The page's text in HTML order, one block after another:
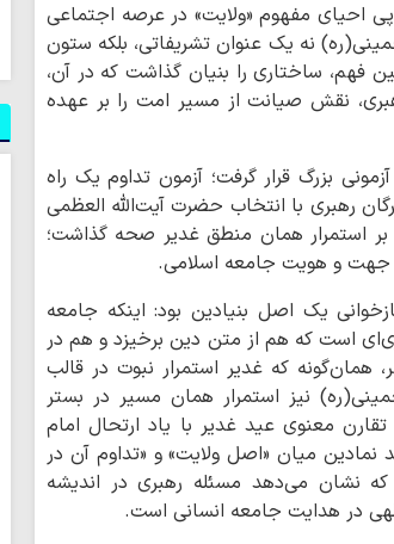
پی احیای مفهوم «ولایت» در عرصه اجتماعی
نه یک عنوان تشریفاتی، بلکه ستون
فهم، ساختاری را بنیان گذاشت که در آن،
نقش صیانت از مسیر امت را بر عهده
بزرگ قرار گرفت؛ آزمون تداوم یک راه
رهبری با انتخاب حضرت آیت‌الله العظمی
بر استمرار همان منطق غدیر صحه گذاشت؛
جهت و هویت جامعه اسلامی.
یک اصل بنیادین بود: اینکه جامعه
است که هم از متن دین برخیزد و هم در
همان‌گونه که غدیر استمرار نبوت در قالب
نیز استمرار همان مسیر در بستر
معنوی عید غدیر با یاد ارتحال امام
نمادین میان «اصل ولایت» و «تداوم آن در
که نشان می‌دهد مسئله رهبری در اندیشه
در هدایت جامعه انسانی است.